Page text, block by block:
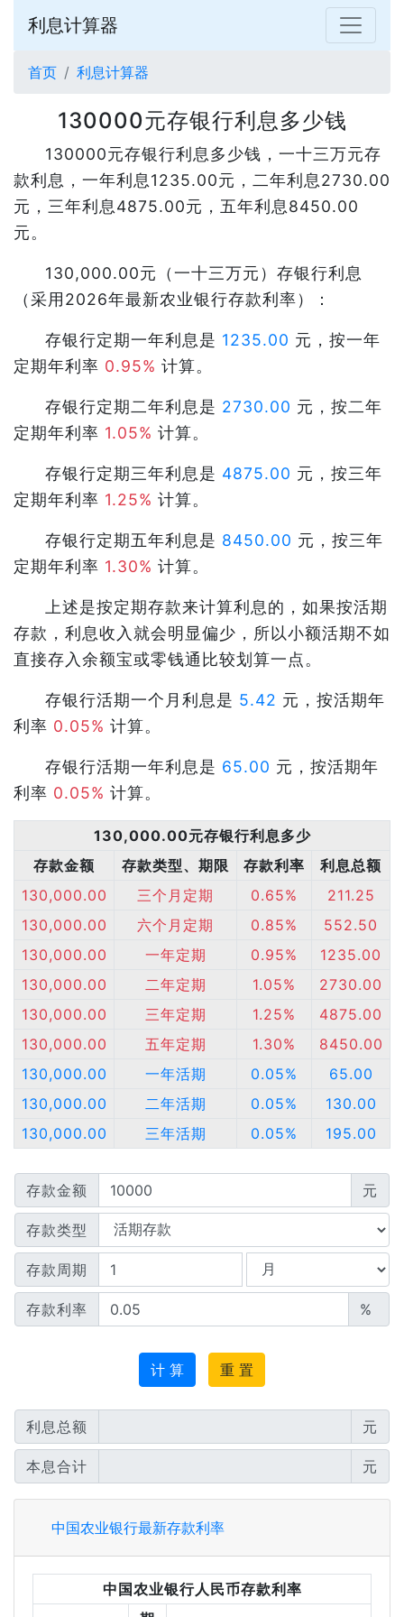
利息计算器
首页 利息计算器
130000元存银行利息多少钱
130000元存银行利息多少钱，一十三万元存
款利息，一年利息1235.00元，二年利息2730.00
元，三年利息4875.00元，五年利息8450.00
元。
130,000.00元（一十三万元）存银行利息
（采用2026年最新农业银行存款利率）：
存银行定期一年利息是 1235.00 元，按一年
定期年利率 0.95% 计算。
存银行定期二年利息是 2730.00 元，按二年
定期年利率 1.05% 计算。
存银行定期三年利息是 4875.00 元，按三年
定期年利率 1.25% 计算。
存银行定期五年利息是 8450.00 元，按三年
定期年利率 1.30% 计算。
上述是按定期存款来计算利息的，如果按活期
存款，利息收入就会明显偏少，所以小额活期不如
直接存入余额宝或零钱通比较划算一点。
存银行活期一个月利息是 5.42 元，按活期年
利率 0.05% 计算。
存银行活期一年利息是 65.00 元，按活期年
利率 0.05% 计算。
130,000.00元存银行利息多少
存款金额
存款类型、期限 存款利率
利息总额
130,000.00
三个月定期 0.65%
211.25
130,000.00
六个月定期 0.85%
552.50
130,000.00
一年定期 0.95%
1235.00
130,000.00
二年定期 1.05%
2730.00
130,000.00
三年定期 1.25%
4875.00
130,000.00
五年定期 1.30%
8450.00
130,000.00
一年活期 0.05%
65.00
130,000.00
二年活期 0.05%
130.00
130,000.00
三年活期 0.05% 195.00
存款金额 元
存款类型
存款周期
存款利率 %
计 算 重 置
利息总额 元
本息合计 元
中国农业银行最新存款利率
中国农业银行人民币存款利率